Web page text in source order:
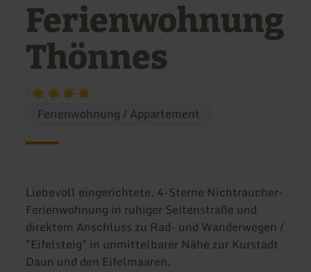
Ferienwohnung
Thönnes
F
Ferienwohnung / Appartement
Liebevoll eingerichtete, 4-Sterne Nichtraucher-
Ferienwohnung in ruhiger Seitenstraße und
direktem Anschluss zu Rad- und Wanderwegen /
"Eifelsteig" in unmittelbarer Nähe zur Kurstadt
Daun und den Eifelmaaren.